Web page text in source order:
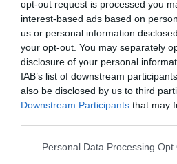
opt-out request is processed you
interest-based ads based on
us or personal information
your opt-out. You may separately
disclosure of your personal
IAB’s list of downstream
also be disclosed by us to third
Downstream Participants that may
Please note that this website/app
Personal Data Processing Opt
Budapesthez képest. Pest
Magyarországon 15,9 százalék,
Dél-Alföldön 13,1 százalék volt az
Az ingatlan.comadatai szerint
építésű lakások medián
forintot, az lakások eladási árának
a 102 millió forintot.
Debrecenben az új lakások medián